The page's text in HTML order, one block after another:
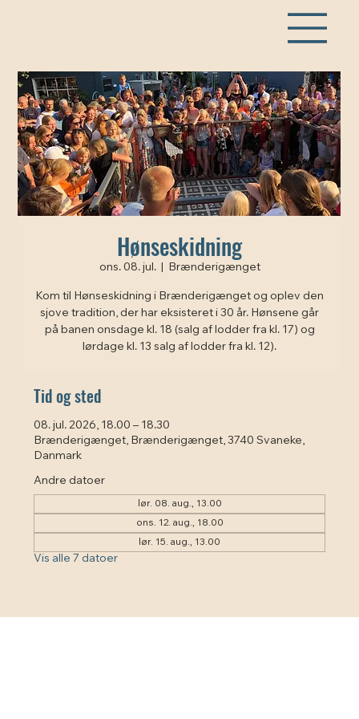
Hønseskidning
ons. 08. jul.
  |
Brænderigænget
Kom til Hønseskidning i Brænderigænget og oplev den
sjove tradition, der har eksisteret i 30 år. Hønsene går
på banen onsdage kl. 18 (salg af lodder fra kl. 17) og
lørdage kl. 13 salg af lodder fra kl. 12).
Tid og sted
08. jul. 2026, 18.00 – 18.30
Brænderigænget, Brænderigænget, 3740 Svaneke,
Danmark
Andre datoer
lør. 08. aug., 13.00
ons. 12. aug., 18.00
lør. 15. aug., 13.00
Vis alle 7 datoer